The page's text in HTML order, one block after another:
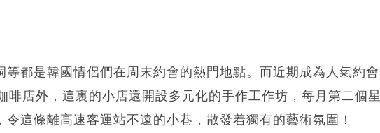
等都是韓國情侶們在周末約會的熱門地點。而近期成為人氣約會
啡店外，這裏的小店還開設多元化的手作工作坊，每月第二個星
這條離高速客運站不遠的小巷，散發着獨有的藝術氛圍！